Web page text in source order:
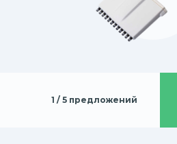
1 / 5 предложений